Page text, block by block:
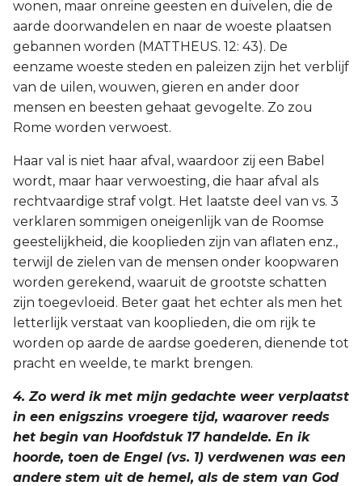
wonen, maar onreine geesten en duivelen, die de
aarde doorwandelen en naar de woeste plaatsen
gebannen worden (MATTHEUS. 12: 43). De
eenzame woeste steden en paleizen zijn het verblijf
van de uilen, wouwen, gieren en ander door
mensen en beesten gehaat gevogelte. Zo zou
Rome worden verwoest.
Haar val is niet haar afval, waardoor zij een Babel
wordt, maar haar verwoesting, die haar afval als
rechtvaardige straf volgt. Het laatste deel van vs. 3
verklaren sommigen oneigenlijk van de Roomse
geestelijkheid, die kooplieden zijn van aflaten enz.,
terwijl de zielen van de mensen onder koopwaren
worden gerekend, waaruit de grootste schatten
zijn toegevloeid. Beter gaat het echter als men het
letterlijk verstaat van kooplieden, die om rijk te
worden op aarde de aardse goederen, dienende tot
pracht en weelde, te markt brengen.
4. Zo werd ik met mijn gedachte weer verplaatst
in een enigszins vroegere tijd, waarover reeds
het begin van Hoofdstuk 17 handelde. En ik
hoorde, toen de Engel (vs. 1) verdwenen was een
andere stem uit de hemel, als de stem van God